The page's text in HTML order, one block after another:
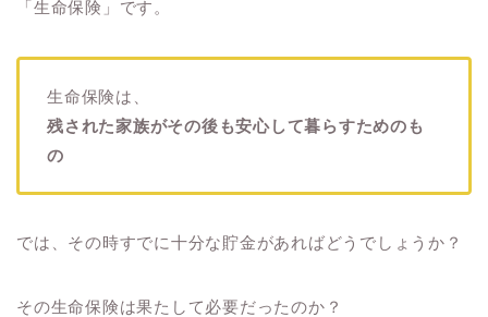
「生命保険」です。
生命保険は、
残された家族がその後も安心して暮らすためのも
の
では、その時すでに十分な貯金があればどうでしょうか？
その生命保険は果たして必要だったのか？